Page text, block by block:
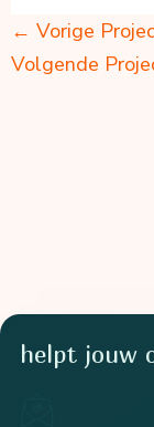
← Vorige
Volgende
helpt jouw